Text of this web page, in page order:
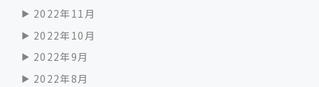
2022年11月
2022年10月
2022年9月
2022年8月